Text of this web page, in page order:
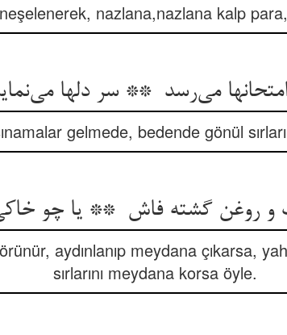
nazlana,nazlana kalp
gelmede, bedende gönül
aydınlanıp meydana çıkarsa,
sırlarını meydana korsa öyle.